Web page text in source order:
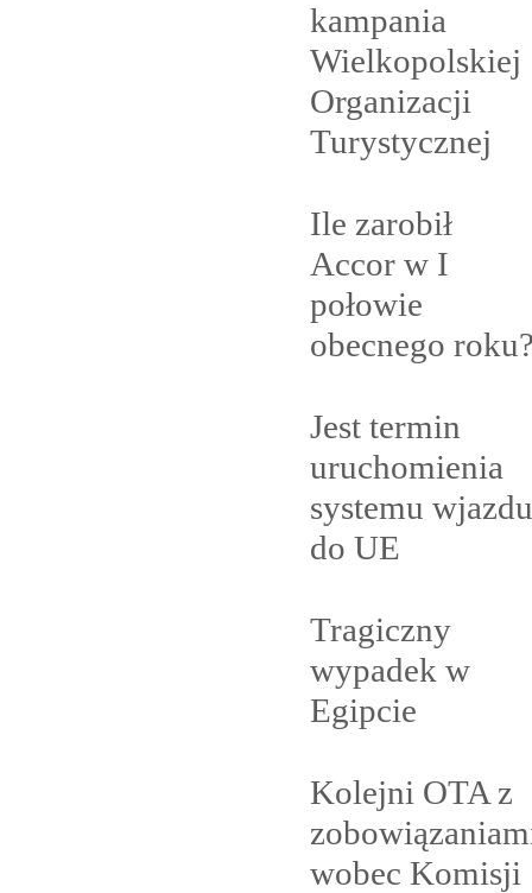
kampania
Wielkopolskiej
Organizacji
Turystycznej
Ile zarobił
Accor w I
połowie
obecnego
Jest termin
uruchomienia
systemu wjazdu
do UE
Tragiczny
wypadek w
Egipcie
Kolejni OTA z
wobec Komisji